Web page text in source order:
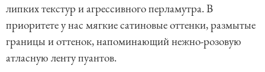
липких текстур и агрессивного перламутра. В
приоритете у нас мягкие сатиновые оттенки, размытые
границы и оттенок, напоминающий нежно-розовую
атласную ленту пуантов.